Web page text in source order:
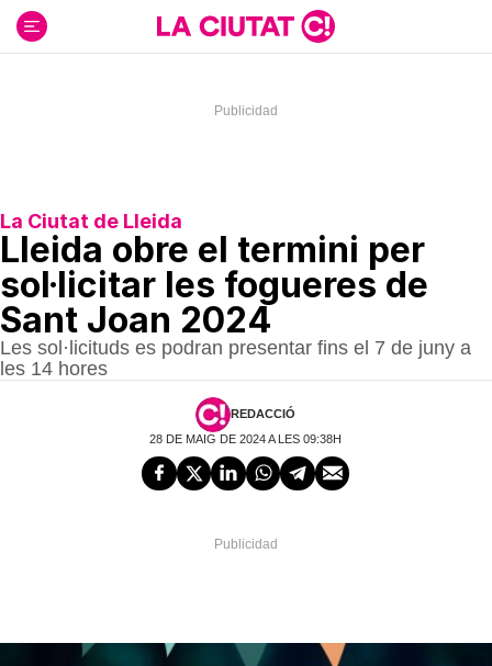
contenido
La Ciutat de Lleida
Lleida obre el termini per
sol·licitar les fogueres de
Sant Joan 2024
Les sol·licituds es podran presentar fins el 7 de juny a
les 14 hores
REDACCIÓ
28 DE MAIG DE 2024 A LES 09:38H